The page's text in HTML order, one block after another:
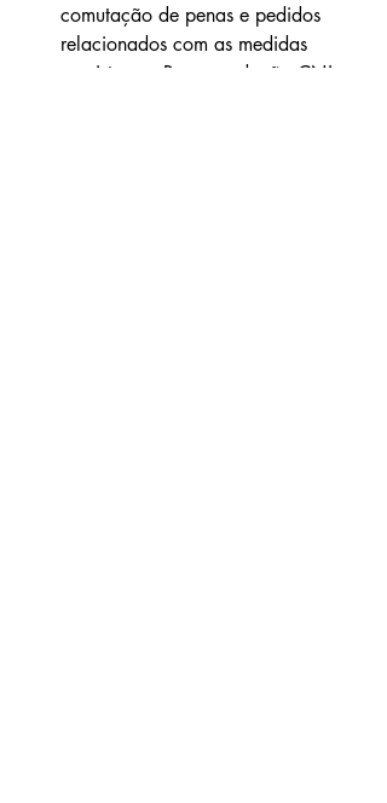
comutação de penas e pedidos
relacionados com as medidas
previstas na Recomendação CNJ no